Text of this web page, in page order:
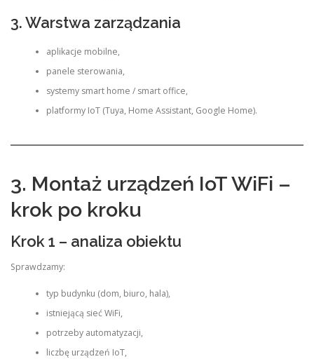
3. Warstwa zarządzania
aplikacje mobilne,
panele sterowania,
systemy smart home / smart office,
platformy IoT (Tuya, Home Assistant, Google Home).
3. Montaż urządzeń IoT WiFi –
krok po kroku
Krok 1 – analiza obiektu
Sprawdzamy:
typ budynku (dom, biuro, hala),
istniejącą sieć WiFi,
potrzeby automatyzacji,
liczbę urządzeń IoT,